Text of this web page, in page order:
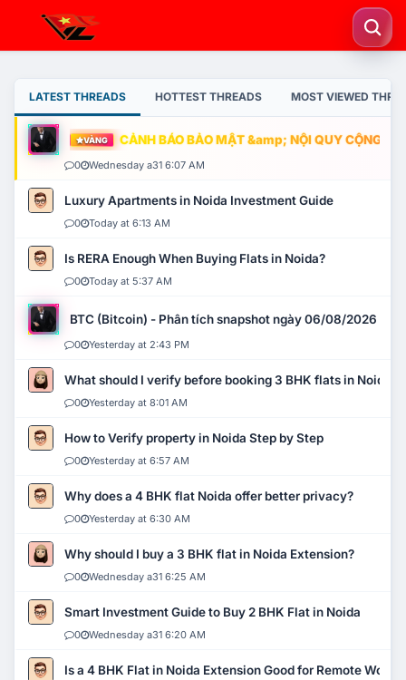
LATEST THREADS HOTTEST THREADS MOST VIEWED
VÀNG CẢNH BÁO BẢO MẬT &amp; NỘI QUY CỘNG
0 Wednesday a31 6:07 AM
Luxury Apartments in Noida Investment Guide
0 Today at 6:13 AM
Is RERA Enough When Buying Flats in Noida?
0 Today at 5:37 AM
BTC (Bitcoin) - Phân tích snapshot ngày 06/08/2026
0 Yesterday at 2:43 PM
What should I verify before booking 3 BHK flats in Noida?
0 Yesterday at 8:01 AM
How to Verify property in Noida Step by Step
0 Yesterday at 6:57 AM
Why does a 4 BHK flat Noida offer better privacy?
0 Yesterday at 6:30 AM
Why should I buy a 3 BHK flat in Noida Extension?
0 Wednesday a31 6:25 AM
Smart Investment Guide to Buy 2 BHK Flat in Noida
0 Wednesday a31 6:20 AM
Is a 4 BHK Flat in Noida Extension Good for Remote Work?